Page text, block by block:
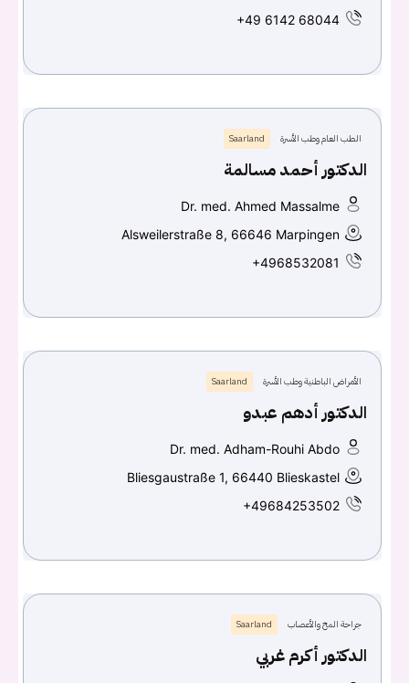
+49 6142 68044
الطب العام وطب الأسرة Saarland
الدكتور أحمد مسالمة
Dr. med. Ahmed Massalme
Alsweilerstraße 8, 66646 Marpingen
+4968532081
الأمراض الباطنية وطب الأسرة Saarland
الدكتور أدهم عبدو
Dr. med. Adham-Rouhi Abdo
Bliesgaustraße 1, 66440 Blieskastel
+49684253502
جراحة المخ والأعصاب Saarland
الدكتور أكرم غربي